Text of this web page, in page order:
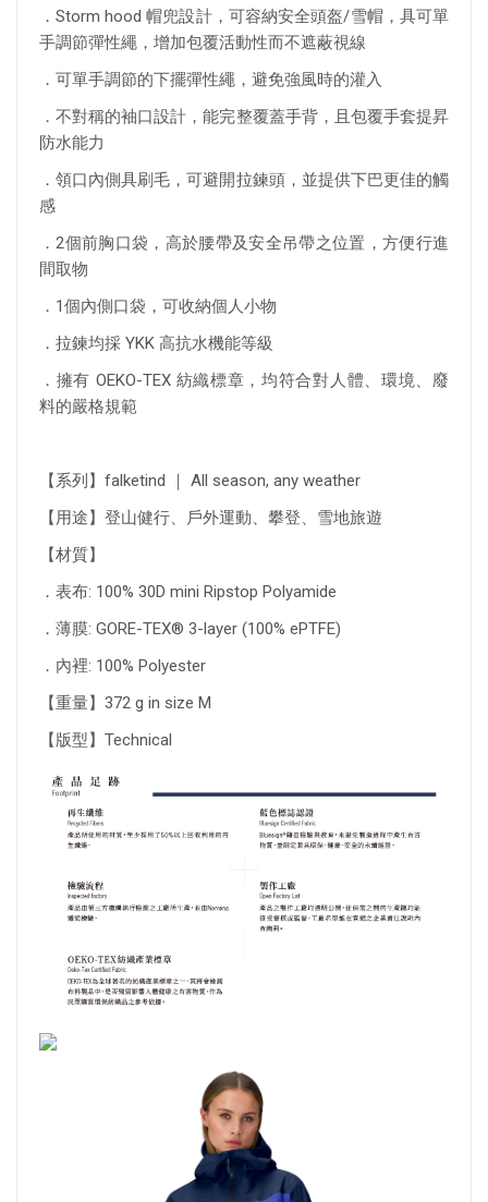
．Storm hood 帽兜設計，可容納安全頭盔/雪帽，具可單
手調節彈性繩，增加包覆活動性而不遮蔽視線
．可單手調節的下擺彈性繩，避免強風時的灌入
．不對稱的袖口設計，能完整覆蓋手背，且包覆手套提昇
防水能力
．領口內側具刷毛，可避開拉鍊頭，並提供下巴更佳的觸
感
．2個前胸口袋，高於腰帶及安全吊帶之位置，方便行進
間取物
．1個內側口袋，可收納個人小物
．拉鍊均採 YKK 高抗水機能等級
．擁有 OEKO-TEX 紡織標章，均符合對人體、環境、廢
料的嚴格規範
【系列】falketind ｜ All season, any weather
【用途】登山健行、戶外運動、攀登、雪地旅遊
【材質】
．表布: 100% 30D mini Ripstop Polyamide
．薄膜: GORE-TEX® 3-layer (100% ePTFE)
．內裡: 100% Polyester
【重量】372 g in size M
【版型】Technical